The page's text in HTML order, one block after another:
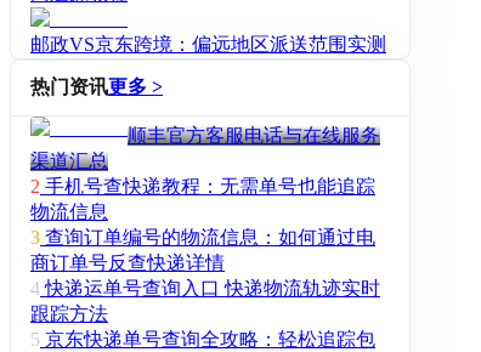
邮政VS京东跨境：偏远地区派送范围实测
热门资讯更多 >
顺丰官方客服电话与在线服务
渠道汇总
2 手机号查快递教程：无需单号也能追踪
物流信息
3 查询订单编号的物流信息：如何通过电
商订单号反查快递详情
4 快递运单号查询入口 快递物流轨迹实时
跟踪方法
5 京东快递单号查询全攻略：轻松追踪包